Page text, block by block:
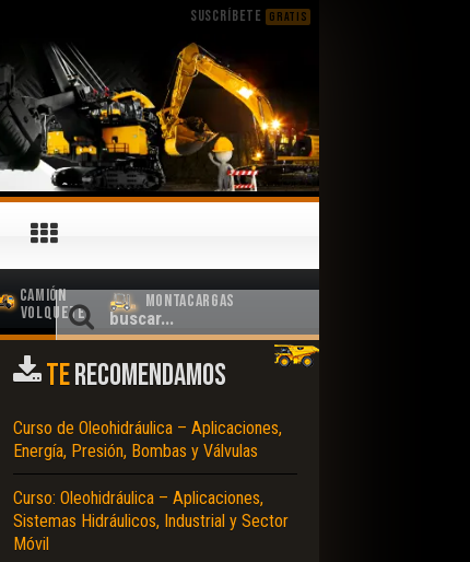
SUSCRÍBETE GRATIS
Camión
Volquete
Montacargas
TERECOMENDAMOS
Curso de Oleohidráulica – Aplicaciones,
Energía, Presión, Bombas y Válvulas
Curso: Oleohidráulica – Aplicaciones,
Sistemas Hidráulicos, Industrial y Sector
Móvil